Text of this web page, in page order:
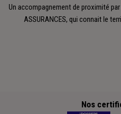
Un accompagnement de proximité par
ASSURANCES, qui connait le
Nos